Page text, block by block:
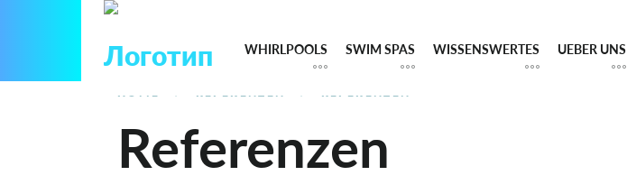
WHIRLPOOLS SWIM SPAS WISSENSWERTES UEBER UNS
HOME REFERENZEN REFERENZEN
Referenzen